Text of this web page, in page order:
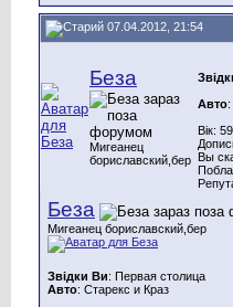
07.04.2012, 21:54
Беза
Мигеанец
бориславский,бер
Авто
Вік: 59
Вы
Беза
Мигеанец бориславский,бер
Звідки Ви: Первая столица
Авто: Старекс и Краз